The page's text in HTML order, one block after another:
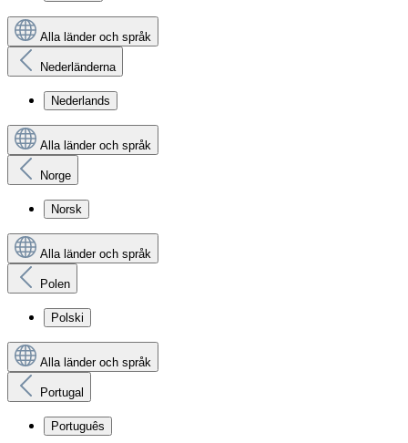
Alla länder och språk
Nederländerna
Nederlands
Alla länder och språk
Norge
Norsk
Alla länder och språk
Polen
Polski
Alla länder och språk
Portugal
Português